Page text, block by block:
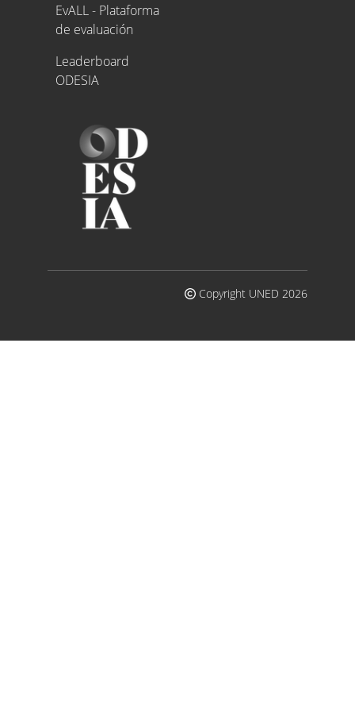
EvALL - Plataforma
de evaluación
Leaderboard
ODESIA
Copyright UNED 2026